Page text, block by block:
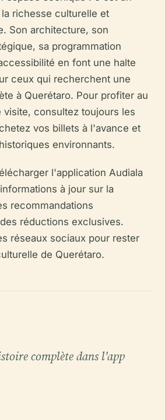
richesse culturelle et
Son architecture, son
sa programmation
en font une halte
ceux qui recherchent une
à Querétaro. Pour profiter au
visite, consultez toujours les
vos billets à l'avance et
environnants.
l'application Audiala
à jour sur la
recommandations
réductions exclusives.
réseaux sociaux pour rester
de Querétaro.
complète dans l'app